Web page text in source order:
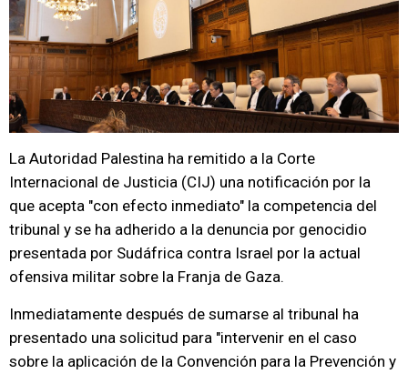
La Autoridad Palestina ha remitido a la Corte
Internacional de Justicia (CIJ) una notificación por la
que acepta "con efecto inmediato" la competencia del
tribunal y se ha adherido a la denuncia por genocidio
presentada por Sudáfrica contra Israel por la actual
ofensiva militar sobre la Franja de Gaza.
Inmediatamente después de sumarse al tribunal ha
presentado una solicitud para "intervenir en el caso
sobre la aplicación de la Convención para la Prevención y